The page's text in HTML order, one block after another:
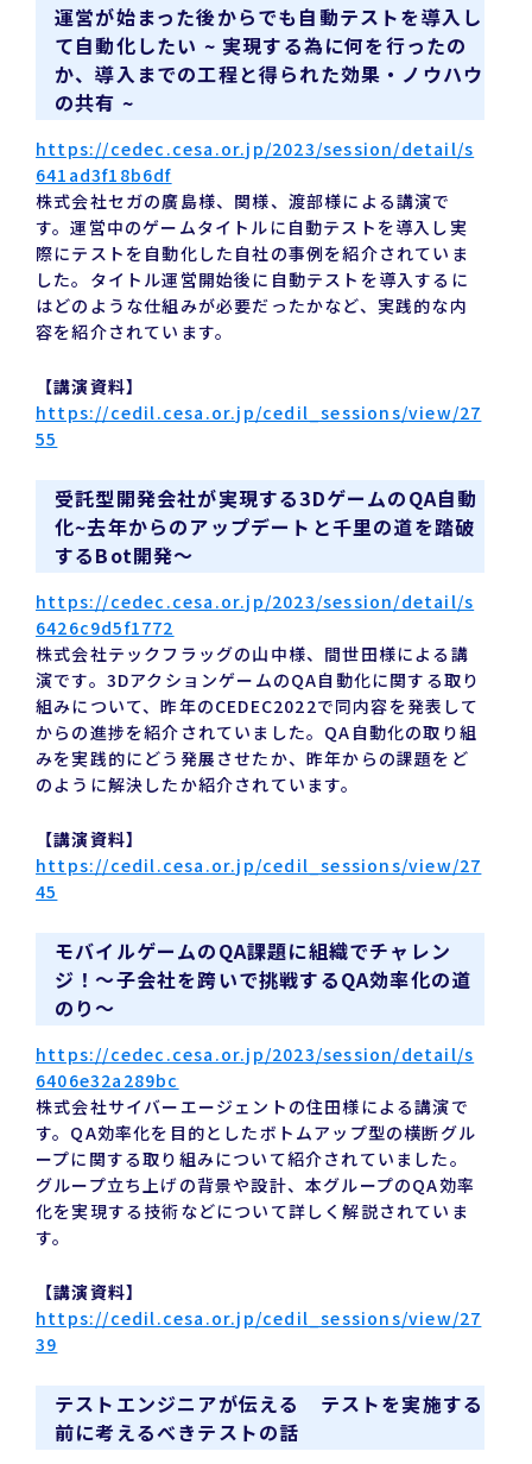
運営が始まった後からでも自動テストを導入し
て自動化したい ~ 実現する為に何を行ったの
か、導入までの工程と得られた効果・ノウハウ
の共有 ~
https://cedec.cesa.or.jp/2023/session/detail/s
641ad3f18b6df
株式会社セガの廣島様、関様、渡部様による講演で
す。運営中のゲームタイトルに自動テストを導入し実
際にテストを自動化した自社の事例を紹介されていま
した。タイトル運営開始後に自動テストを導入するに
はどのような仕組みが必要だったかなど、実践的な内
容を紹介されています。
【講演資料】
https://cedil.cesa.or.jp/cedil_sessions/view/27
55
受託型開発会社が実現する3DゲームのQA自動
化~去年からのアップデートと千里の道を踏破
するBot開発～
https://cedec.cesa.or.jp/2023/session/detail/s
6426c9d5f1772
株式会社テックフラッグの山中様、間世田様による講
演です。3DアクションゲームのQA自動化に関する取り
組みについて、昨年のCEDEC2022で同内容を発表して
からの進捗を紹介されていました。QA自動化の取り組
みを実践的にどう発展させたか、昨年からの課題をど
のように解決したか紹介されています。
【講演資料】
https://cedil.cesa.or.jp/cedil_sessions/view/27
45
モバイルゲームのQA課題に組織でチャレン
ジ！〜子会社を跨いで挑戦するQA効率化の道
のり〜
https://cedec.cesa.or.jp/2023/session/detail/s
6406e32a289bc
株式会社サイバーエージェントの住田様による講演で
す。QA効率化を目的としたボトムアップ型の横断グル
ープに関する取り組みについて紹介されていました。
グループ立ち上げの背景や設計、本グループのQA効率
化を実現する技術などについて詳しく解説されていま
す。
【講演資料】
https://cedil.cesa.or.jp/cedil_sessions/view/27
39
テストエンジニアが伝える テストを実施する
前に考えるべきテストの話